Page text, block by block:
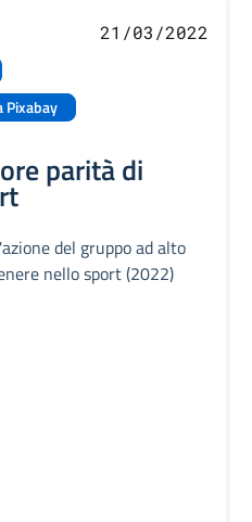
Pixabay
21/03/2022
parità di
del gruppo ad alto
nello sport (2022)